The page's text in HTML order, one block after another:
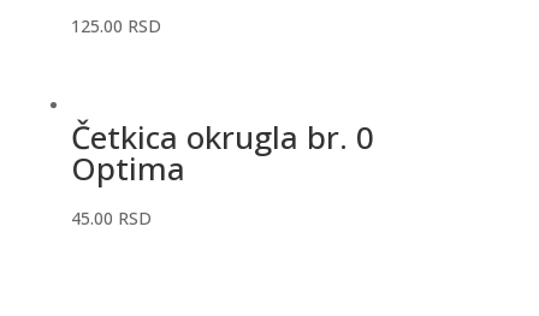
125.00 RSD
Četkica okrugla br. 0
Optima
45.00 RSD